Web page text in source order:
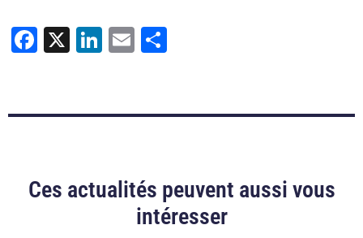
Facebook
X LinkedIn
Email
Ces actualités peuvent aussi vous
intéresser